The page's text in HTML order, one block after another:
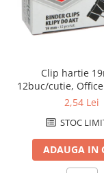
Separatoare index
Suporturi pentru
suspendabile
Blocnotesuri
Caiete de birou
Cuburi din hartie
Etichete
Hartie de calc si
Clip hartie
12buc/cutie,
- negru
2,54 Lei
STOC
ADAUGA IN